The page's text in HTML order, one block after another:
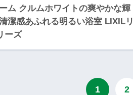
ム クルムホワイトの爽やかな輝
潔感あふれる明るい浴室 LIXILリ
ーズ
1 2